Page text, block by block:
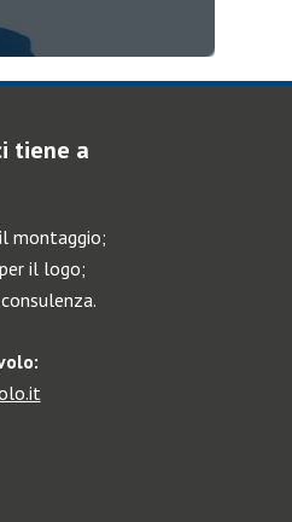
tiene a
montaggio;
per il logo;